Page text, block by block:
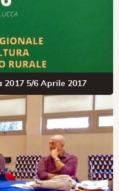
2017 5/6 Aprile 2017